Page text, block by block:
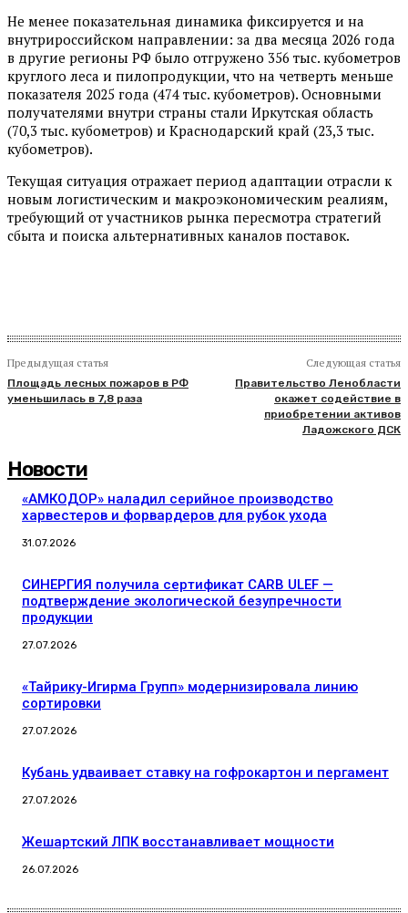
Не менее показательная динамика фиксируется и на
внутрироссийском направлении: за два месяца 2026 года
в другие регионы РФ было отгружено 356 тыс. кубометров
круглого леса и пилопродукции, что на четверть меньше
показателя 2025 года (474 тыс. кубометров). Основными
получателями внутри страны стали Иркутская область
(70,3 тыс. кубометров) и Краснодарский край (23,3 тыс.
кубометров).
Текущая ситуация отражает период адаптации отрасли к
новым логистическим и макроэкономическим реалиям,
требующий от участников рынка пересмотра стратегий
сбыта и поиска альтернативных каналов поставок.
Предыдущая статья
Площадь лесных пожаров в РФ
уменьшилась в 7,8 раза
Следующая статья
Правительство Ленобласти
окажет содействие в
приобретении активов
Ладожского ДСК
Новости
«АМКОДОР» наладил серийное производство
харвестеров и форвардеров для рубок ухода
31.07.2026
СИНЕРГИЯ получила сертификат CARB ULEF —
подтверждение экологической безупречности
продукции
27.07.2026
«Тайрику-Игирма Групп» модернизировала линию
сортировки
27.07.2026
Кубань удваивает ставку на гофрокартон и пергамент
27.07.2026
Жешартский ЛПК восстанавливает мощности
26.07.2026